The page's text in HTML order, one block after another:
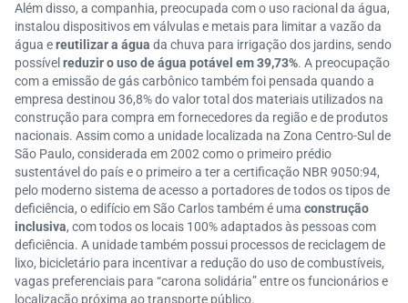
Além disso, a companhia, preocupada com o uso racional da água,
instalou dispositivos em válvulas e metais para limitar a vazão da
água ereutilizar a água da chuva para irrigação dos jardins, sendo
possível reduzir o uso de água potável em 39,73%. A preocupação
com a emissão de gás carbônico também foi pensada quando a
empresa destinou 36,8% do valor total dos materiais utilizados na
construção para compra em fornecedores da região e de produtos
nacionais. Assim como a unidade localizada na Zona Centro-Sul de
São Paulo, considerada em 2002 como o primeiro prédio
sustentável do país e o primeiro a ter a certificação NBR 9050:94,
pelo moderno sistema de acesso a portadores de todos os tipos de
deficiência, o edifício em São Carlos também é uma construção
inclusiva, com todos os locais 100% adaptados às pessoas com
deficiência. A unidade também possui processos de reciclagem de
lixo, bicicletário para incentivar a redução do uso de combustíveis,
vagas preferenciais para “carona solidária” entre os funcionários e
localização próxima ao transporte público.